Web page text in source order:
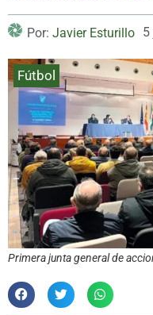
Por: Javier Esturillo 5
Fútbol
Primera junta general de